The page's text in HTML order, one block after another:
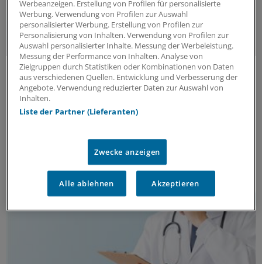
Fatal verkannt
Vitamin-B12-Mangel frühzeitig behandeln!
Müdigkeit und Erschöpfung sind meist die ersten
Symptome eines Vitamin-B12-Mangels. Wird nicht
schwerwiegende Folgen.Lesen Sie hier Aktuelles zur
WÖRWAG Pharma GmbH & Co. KG
Werbeanzeigen. Erstellung von Profilen für personalisierte
Werbung. Verwendung von Profilen zur Auswahl
personalisierter Werbung. Erstellung von Profilen zur
Personalisierung von Inhalten. Verwendung von Profilen zur
Auswahl personalisierter Inhalte. Messung der Werbeleistung.
Messung der Performance von Inhalten. Analyse von
Zielgruppen durch Statistiken oder Kombinationen von Daten
aus verschiedenen Quellen. Entwicklung und Verbesserung der
Angebote. Verwendung reduzierter Daten zur Auswahl von
Inhalten.
Liste der Partner (Lieferanten)
Zwecke anzeigen
Alle ablehnen Akzeptieren